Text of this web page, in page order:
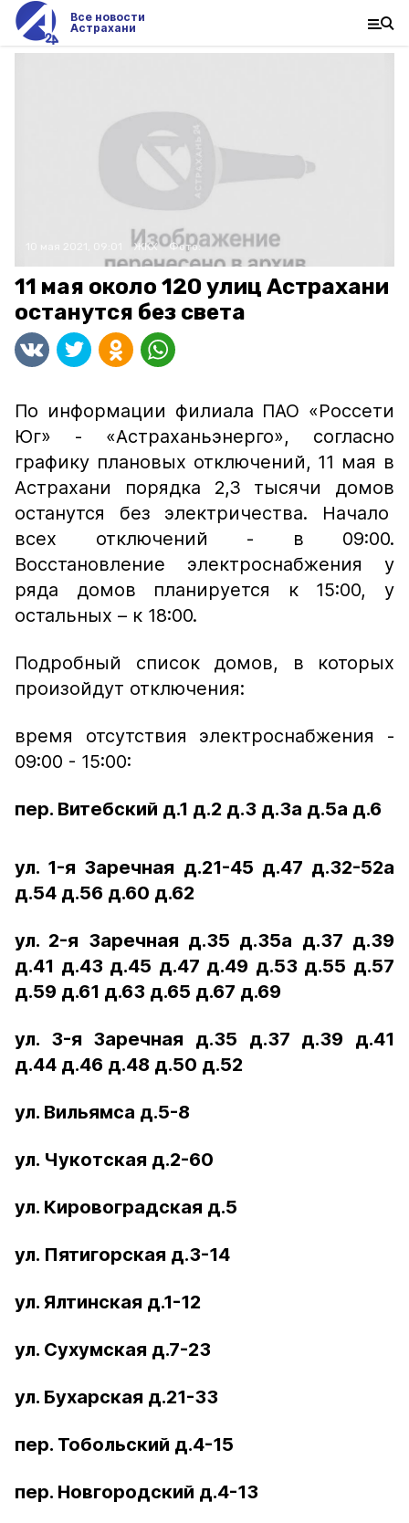
Все новости
Астрахани
ЖКХ Фото:
11 мая около 120 улиц Астрахани
останутся без света
По информации филиала ПАО «Россети
Юг» - «Астраханьэнерго», согласно
графику плановых отключений, 11 мая в
Астрахани порядка 2,3 тысячи домов
останутся без электричества. Начало
всех отключений - в 09:00.
Восстановление электроснабжения у
ряда домов планируется к 15:00, у
остальных – к 18:00.
Подробный список домов, в которых
произойдут отключения:
время отсутствия электроснабжения -
09:00 - 15:00:
пер. Витебский д.1 д.2 д.3 д.3а д.5а д.6
ул. 1-я Заречная д.21-45 д.47 д.32-52а
д.54 д.56 д.60 д.62
ул. 2-я Заречная д.35 д.35а д.37 д.39
д.41 д.43 д.45 д.47 д.49 д.53 д.55 д.57
д.59 д.61 д.63 д.65 д.67 д.69
ул. 3-я Заречная д.35 д.37 д.39 д.41
д.44 д.46 д.48 д.50 д.52
ул. Вильямса д.5-8
ул. Чукотская д.2-60
ул. Кировоградская д.5
ул. Пятигорская д.3-14
ул. Ялтинская д.1-12
ул. Сухумская д.7-23
ул. Бухарская д.21-33
пер. Тобольский д.4-15
пер. Новгородский д.4-13